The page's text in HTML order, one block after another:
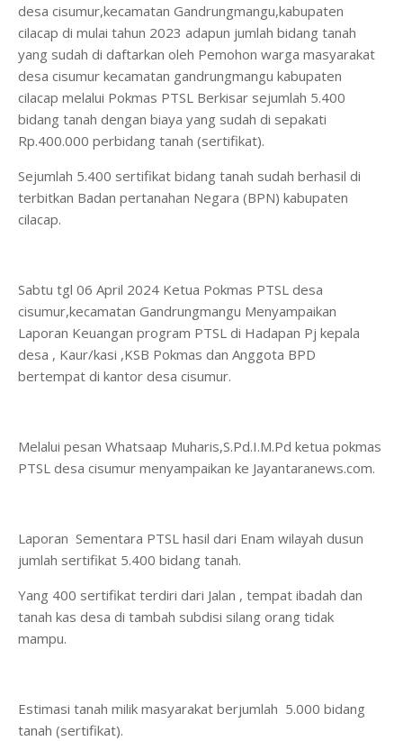
desa cisumur,kecamatan Gandrungmangu,kabupaten
cilacap di mulai tahun 2023 adapun jumlah bidang tanah
yang sudah di daftarkan oleh Pemohon warga masyarakat
desa cisumur kecamatan gandrungmangu kabupaten
cilacap melalui Pokmas PTSL Berkisar sejumlah 5.400
bidang tanah dengan biaya yang sudah di sepakati
Rp.400.000 perbidang tanah (sertifikat).
Sejumlah 5.400 sertifikat bidang tanah sudah berhasil di
terbitkan Badan pertanahan Negara (BPN) kabupaten
cilacap.
Sabtu tgl 06 April 2024 Ketua Pokmas PTSL desa
cisumur,kecamatan Gandrungmangu Menyampaikan
Laporan Keuangan program PTSL di Hadapan Pj kepala
desa , Kaur/kasi ,KSB Pokmas dan Anggota BPD
bertempat di kantor desa cisumur.
Melalui pesan Whatsaap Muharis,S.Pd.I.M.Pd ketua pokmas
PTSL desa cisumur menyampaikan ke Jayantaranews.com.
Laporan Sementara PTSL hasil dari Enam wilayah dusun
jumlah sertifikat 5.400 bidang tanah.
Yang 400 sertifikat terdiri dari Jalan , tempat ibadah dan
tanah kas desa di tambah subdisi silang orang tidak
mampu.
Estimasi tanah milik masyarakat berjumlah 5.000 bidang
tanah (sertifikat).